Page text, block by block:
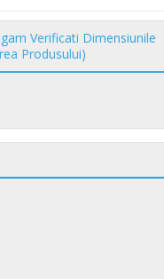
Verificati Dimensiunile
Produsului)